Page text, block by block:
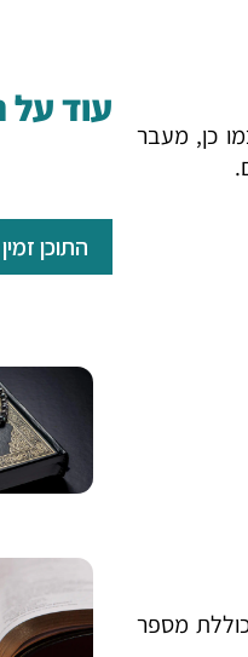
כן, מעבר
מספר
עוד על
התוכן